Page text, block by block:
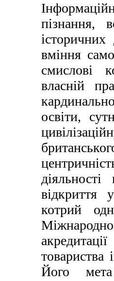
пізнання,
вміння
смислові
власній
освіти,
відкриття
котрий
товариства
Його